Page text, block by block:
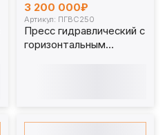
3 200 000₽
Артикул: ПГВС250
Пресс гидравлический с
горизонтальным